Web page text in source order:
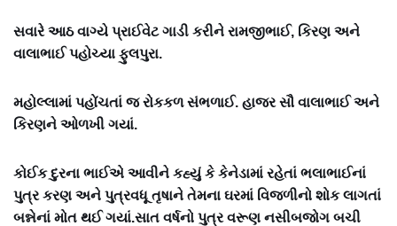
સવારે આઠ વાગ્યે પ્રાઈવેટ ગાડી કરીને રામજીભાઈ, કિરણ અને
વાલાભાઈ પહોચ્યા ફુલપુરા.
મહોલ્લામાં પહોંચતાં જ રોકકળ સંભળાઈ. હાજર સૌ વાલાભાઈ અને
કિરણને ઓળખી ગયાં.
કોઈક દુરના ભાઈએ આવીને કહ્યું કે કેનેડામાં રહેતાં ભલાભાઈનાં
પુત્ર કરણ અને પુત્રવધૂ તૃષાને તેમના ઘરમાં વિજળીનો શોક લાગતાં
બન્નેનાં મોત થઈ ગયાં.સાત વર્ષનો પુત્ર વરૂણ નસીબજોગ બચી